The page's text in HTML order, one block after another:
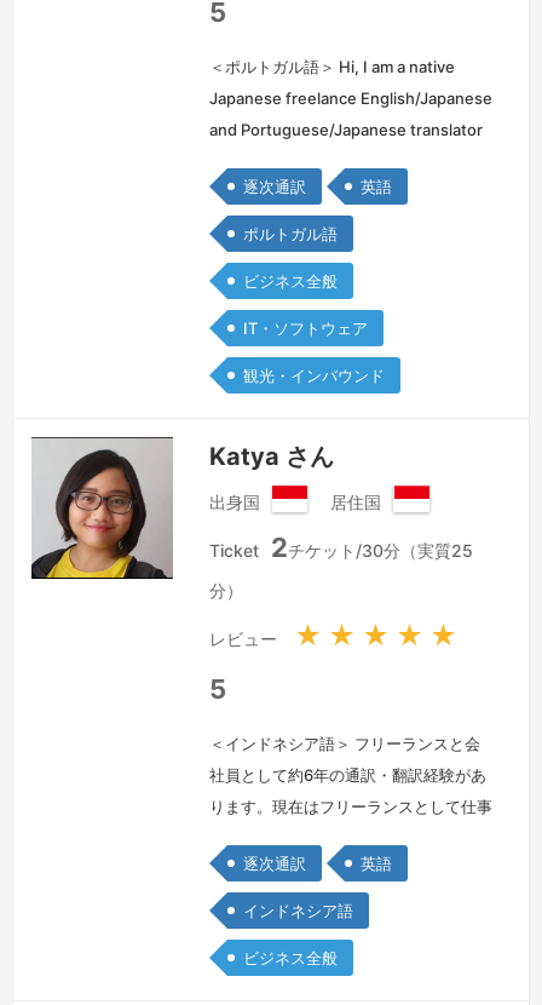
国
5
＜ポルトガル語＞ Hi, I am a native
Japanese freelance English/Japanese
and Portuguese/Japanese translator
industry for 18 years now. I have more
experiences as a translator rath…
きを見る »
逐次通訳 英語
ポルトガル語
ビジネス全般
IT・ソフトウェア
観光・インバウンド
Katya さん
出身国
ン
シ
国
居住国
ン
シ
国
Ticket 2チケット/30分（実質25
分）
レビュー ★ ★ ★ ★ ★
5
＜インドネシア語＞ フリーランスと会
社員として約6年の通訳・翻訳経験があ
ります。現在はフリーランスとして仕事
マーケティング案件のコーディング、デ
ザインなどの作業関連です。日本語また
は英語を話すクライアントとインドネシ
ア語を話す作業者のコミュニケーション
逐次通訳 英語
インドネシア語
ビジネス全般